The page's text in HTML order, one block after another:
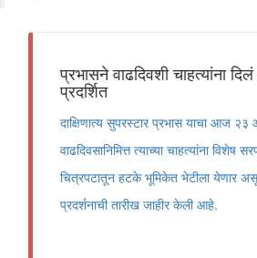
प्रभासने वाढदिवशी चाहत्यांना
प्रदर्शित
दाक्षिणात्य सुपरस्टार प्रभास याचा आज
वाढदिवसानिमित्त त्याच्या चाहत्यांना
चित्रपटातून हटके भूमिकेत भेटीला येणार
प्रदर्शनाची तारीख जाहीर केली आहे.